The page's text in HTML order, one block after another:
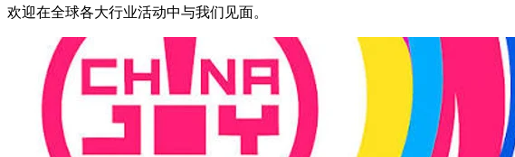
欢迎在全球各大行业活动中与我们见面。